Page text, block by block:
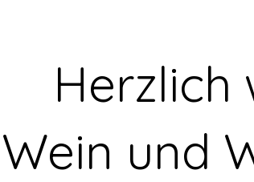
Herzlich
Wein und